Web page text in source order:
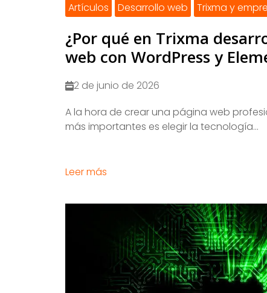
Artículos Desarrollo web Trixma y
¿Por qué en Trixma
web con WordPress y
2 de junio de 2026
A la hora de crear una página web
más importantes es elegir la tecnología...
Leer más